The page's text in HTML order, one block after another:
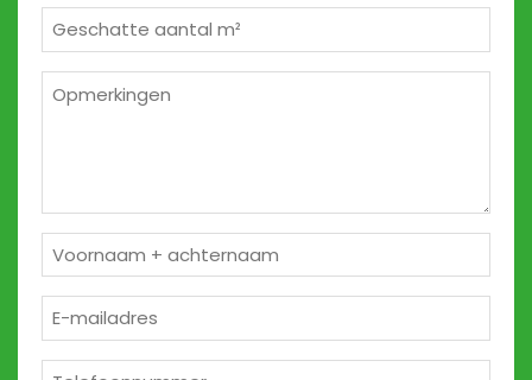
m²
Naam
*
mailadres